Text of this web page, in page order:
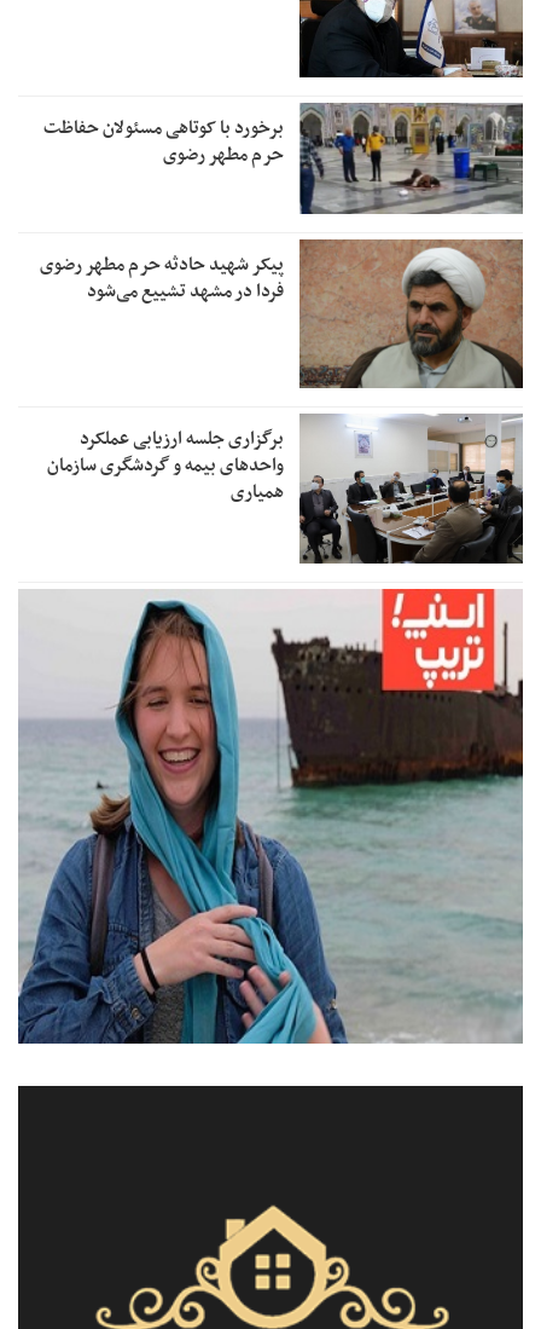
برخورد با کوتاهی مسئولان حفاظت
حرم مطهر رضوی
پیکر شهید حادثه حرم مطهر رضوی
فردا در مشهد تشییع می‌شود
برگزاری جلسه ارزیابی عملکرد
واحدهای بیمه و گردشگری سازمان
همیاری